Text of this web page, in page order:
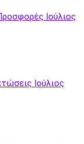
Ιούλιος
Ιούλιος